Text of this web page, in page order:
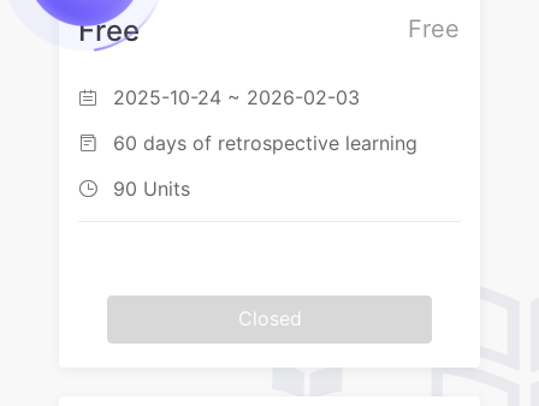
Free
Free
 2025-10-24 ~ 2026-02-03
 60 days of retrospective learning
 90 Units
Closed